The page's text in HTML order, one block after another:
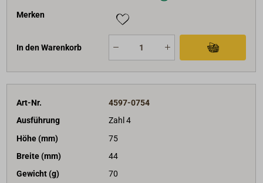
Merken
In den Warenkorb
Art-Nr.
4597-0754
Ausführung
Zahl 4
Höhe (mm)
75
Breite (mm)
44
Gewicht (g)
70